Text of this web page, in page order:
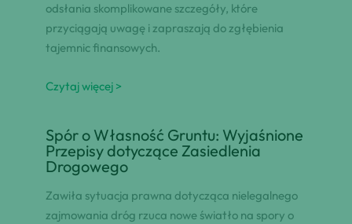
odsłania skomplikowane szczegóły, które
przyciągają uwagę i zapraszają do zgłębienia
tajemnic finansowych.
Czytaj więcej >
Spór o Własność Gruntu: Wyjaśnione
Przepisy dotyczące Zasiedlenia
Drogowego
Zawiła sytuacja prawna dotycząca nielegalnego
zajmowania dróg rzuca nowe światło na spory o